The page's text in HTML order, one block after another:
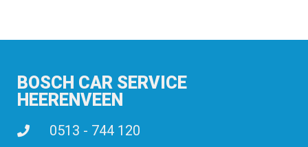
BOSCH CAR SERVICE
HEERENVEEN
0513 - 744 120